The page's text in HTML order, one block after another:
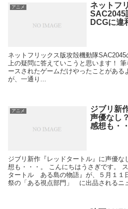
アニメ
ネットフ
SAC2045
DCGに違
ネットフリックス版攻殻機動隊
上の疑問に答えていこうと思います！
ースされたゲームだけやったことがある
が、一通り...
アニメ
ジブリ新
声優なし
感想も・
ジブリ新作『レッドタートル』に声優な
想も・・・。 こんにちはうさぎです。
タートル ある島の物語』が、５月１１
祭の「ある視点部門」 に出品されるニ